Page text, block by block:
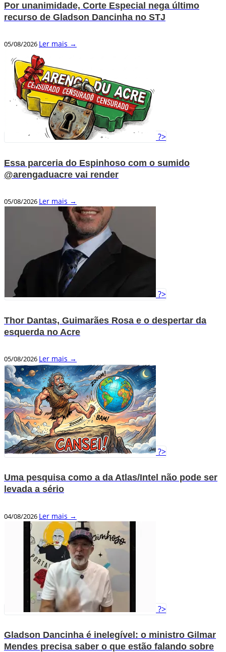
Por unanimidade, Corte Especial nega último
recurso de Gladson Dancinha no STJ
05/08/2026 Ler mais →
?>
Essa parceria do Espinhoso com o sumido
@arengaduacre vai render
05/08/2026 Ler mais →
?>
Thor Dantas, Guimarães Rosa e o despertar da
esquerda no Acre
05/08/2026 Ler mais →
?>
Uma pesquisa como a da Atlas/Intel não pode ser
levada a sério
04/08/2026 Ler mais →
?>
Gladson Dancinha é inelegível: o ministro Gilmar
Mendes precisa saber o que estão falando sobre